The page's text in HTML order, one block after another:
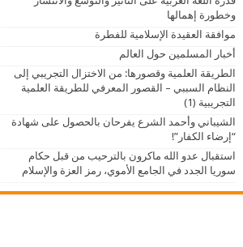
وخطورة إهمالها
موافقة العقيدة الإسلامية للفطرة
أخبار المسلمين حول العالم
الطريقة العلمية وقصورها: من الاختزال التجريبي إلى
النظام السببي – القصور المعرفي للطريقة العلمية
التجريبية (1)
الشيباني وأحمد الشرع يفرحان بالحصول على شهادة
“إرضاء الكفار”!
استقبال عدو الله ماكرون بالترحيب من قبل حكام
سوريا الجدد في الجامع الأموي، رمز العزة والإسلام